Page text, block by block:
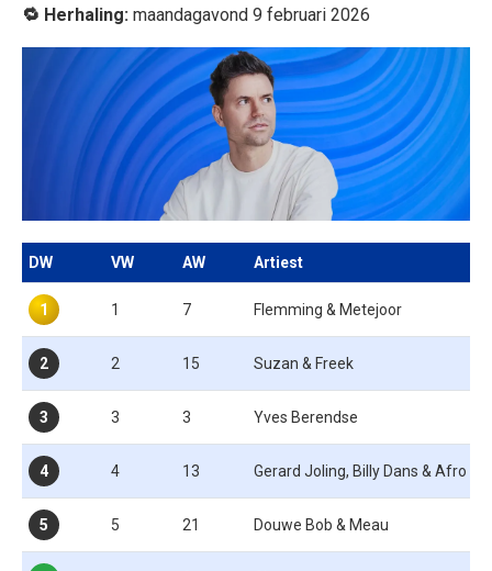
🔁 Herhaling: maandagavond 9 februari 2026
DW VW AW Artiest
1 1 7 Flemming & Metejoor
2 2 15 Suzan & Freek
3 3 3 Yves Berendse
4 4 13 Gerard Joling, Billy Dans & Afro
5 5 21 Douwe Bob & Meau